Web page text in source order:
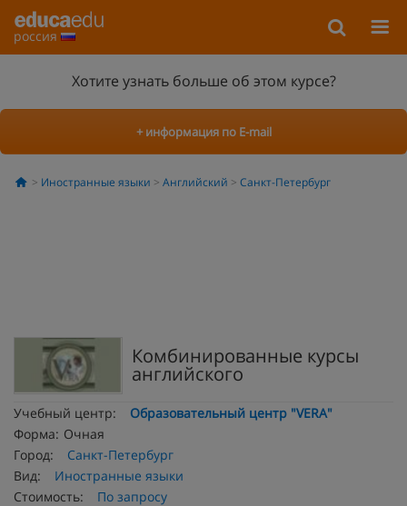
россия
Хотите узнать больше об этом курсе?
+ информация по E-mail
Иностранные языки Английский Санкт-Петербург
Комбинированные курсы
английского
Учебный центр:
Образовательный центр "VERA"
Форма: Очная
Город:
Санкт-Петербург
Вид:
Иностранные языки
Стоимость:
По запросу